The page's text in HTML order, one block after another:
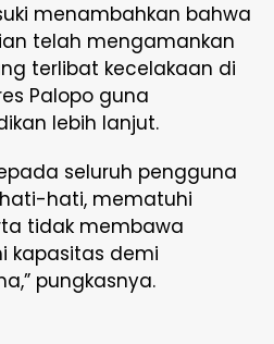
menambahkan bahwa
telah mengamankan
terlibat kecelakaan di
Palopo guna
lebih lanjut.
seluruh pengguna
hati, mematuhi
tidak membawa
kapasitas demi
pungkasnya.